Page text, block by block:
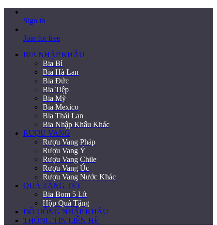
Sign in
Join for free
BIA NHẬP KHẨU
Bia Bỉ
Bia Hà Lan
Bia Đức
Bia Tiệp
Bia Mỹ
Bia Mexico
Bia Thái Lan
Bia Nhập Khẩu Khác
RƯỢU VANG
Rượu Vang Pháp
Rượu Vang Ý
Rượu Vang Chile
Rượu Vang Úc
Rượu Vang Nước Khác
QUÀ TẶNG TẾT
Bia Bom 5 Lít
Hộp Quà Tặng
ĐỒ UỐNG NHẬP KHẨU
THÔNG TIN LIÊN HỆ